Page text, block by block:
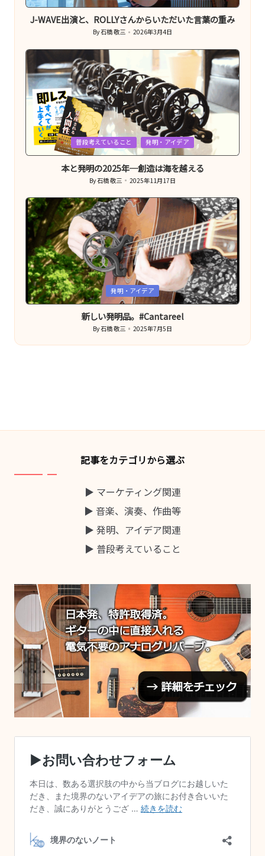
in
J-WAVE出演と、ROLLYさんからいただいた言葉の重み
Posted
by
By石橋 敬三 2026年3月4日
Posted
in
普段考えていること 発明・アイデア
本と発明の2025年─創造は海を越える
Posted
by
By石橋 敬三 2025年11月17日
Posted
in
発明・アイデア
新しい発明品。#Cantareel
Posted
by
By石橋 敬三 2025年7月5日
記事をカテゴリから選ぶ
▶ マーケティング関連
▶ 音楽、演奏、作曲等
▶ 発明、アイデア関連
▶ 普段考えていること